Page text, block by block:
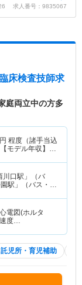
求人番号：9835067
床検査技師求
庭両立中の方多
程度（諸手当込
モデル年収】
川口駅」（バ
駅」（バス・車
電図(ホルタ
度…
託児所・育児補助